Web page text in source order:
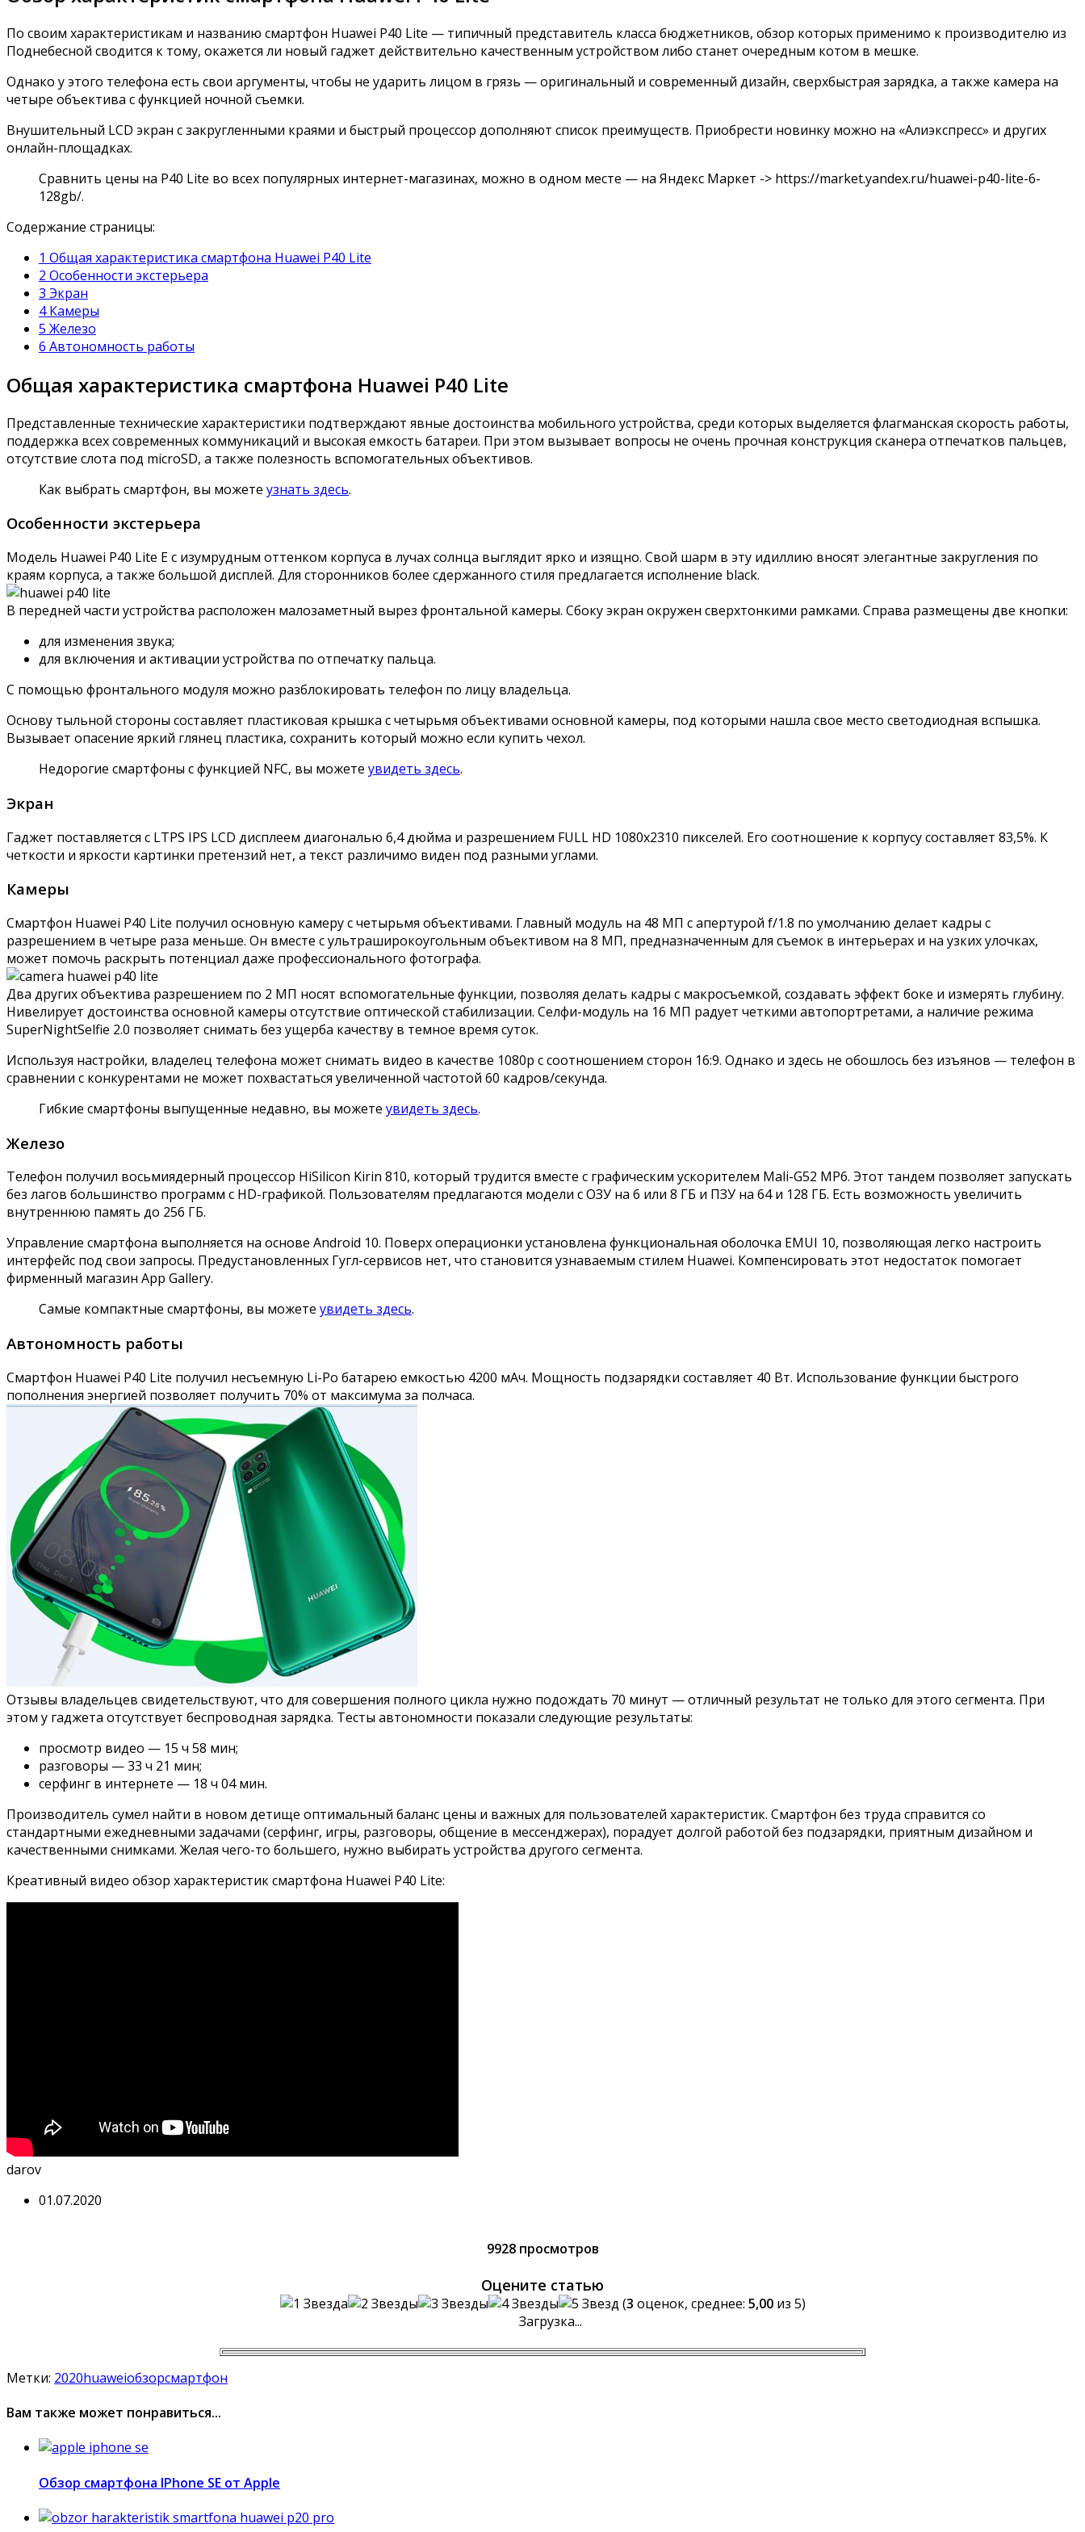
По своим характеристикам и названию смартфон Huawei P40 Lite — типичный представитель класса бюджетников, обзор которых применимо к производителю из
Поднебесной сводится к тому, окажется ли новый гаджет действительно качественным устройством либо станет очередным котом в мешке.
Однако у этого телефона есть свои аргументы, чтобы не ударить лицом в грязь — оригинальный и современный дизайн, сверхбыстрая зарядка, а также камера на
четыре объектива с функцией ночной съемки.
Внушительный LCD экран с закругленными краями и быстрый процессор дополняют список преимуществ. Приобрести новинку можно на «Алиэкспресс» и других
онлайн-площадках.
Сравнить цены на P40 Lite во всех популярных интернет-магазинах, можно в одном месте — на Яндекс Маркет -> https://market.yandex.ru/huawei-p40-lite-6-
128gb/.
Содержание страницы:
1 Общая характеристика смартфона Huawei P40 Lite
2 Особенности экстерьера
3 Экран
4 Камеры
5 Железо
6 Автономность работы
Общая характеристика смартфона Huawei P40 Lite
Представленные технические характеристики подтверждают явные достоинства мобильного устройства, среди которых выделяется флагманская скорость работы,
поддержка всех современных коммуникаций и высокая емкость батареи. При этом вызывает вопросы не очень прочная конструкция сканера отпечатков пальцев,
отсутствие слота под microSD, а также полезность вспомогательных объективов.
Как выбрать смартфон, вы можете узнать здесь.
Особенности экстерьера
Модель Huawei P40 Lite E с изумрудным оттенком корпуса в лучах солнца выглядит ярко и изящно. Свой шарм в эту идиллию вносят элегантные закругления по
краям корпуса, а также большой дисплей. Для сторонников более сдержанного стиля предлагается исполнение black.
В передней части устройства расположен малозаметный вырез фронтальной камеры. Сбоку экран окружен сверхтонкими рамками. Справа размещены две кнопки:
для изменения звука;
для включения и активации устройства по отпечатку пальца.
С помощью фронтального модуля можно разблокировать телефон по лицу владельца.
Основу тыльной стороны составляет пластиковая крышка с четырьмя объективами основной камеры, под которыми нашла свое место светодиодная вспышка.
Вызывает опасение яркий глянец пластика, сохранить который можно если купить чехол.
Недорогие смартфоны с функцией NFC, вы можете увидеть здесь.
Экран
Гаджет поставляется с LTPS IPS LCD дисплеем диагональю 6,4 дюйма и разрешением FULL HD 1080х2310 пикселей. Его соотношение к корпусу составляет 83,5%. К
четкости и яркости картинки претензий нет, а текст различимо виден под разными углами.
Камеры
Смартфон Huawei P40 Lite получил основную камеру с четырьмя объективами. Главный модуль на 48 МП с апертурой f/1.8 по умолчанию делает кадры с
разрешением в четыре раза меньше. Он вместе с ультраширокоугольным объективом на 8 МП, предназначенным для съемок в интерьерах и на узких улочках,
может помочь раскрыть потенциал даже профессионального фотографа.
Два других объектива разрешением по 2 МП носят вспомогательные функции, позволяя делать кадры с макросъемкой, создавать эффект боке и измерять глубину.
Нивелирует достоинства основной камеры отсутствие оптической стабилизации. Селфи-модуль на 16 МП радует четкими автопортретами, а наличие режима
SuperNightSelfie 2.0 позволяет снимать без ущерба качеству в темное время суток.
Используя настройки, владелец телефона может снимать видео в качестве 1080p с соотношением сторон 16:9. Однако и здесь не обошлось без изъянов — телефон в
сравнении с конкурентами не может похвастаться увеличенной частотой 60 кадров/секунда.
Гибкие смартфоны выпущенные недавно, вы можете увидеть здесь.
Железо
Телефон получил восьмиядерный процессор HiSilicon Kirin 810, который трудится вместе с графическим ускорителем Mali-G52 MP6. Этот тандем позволяет запускать
без лагов большинство программ с HD-графикой. Пользователям предлагаются модели с ОЗУ на 6 или 8 ГБ и ПЗУ на 64 и 128 ГБ. Есть возможность увеличить
внутреннюю память до 256 ГБ.
Управление смартфона выполняется на основе Android 10. Поверх операционки установлена функциональная оболочка EMUI 10, позволяющая легко настроить
интерфейс под свои запросы. Предустановленных Гугл-сервисов нет, что становится узнаваемым стилем Huawei. Компенсировать этот недостаток помогает
фирменный магазин App Gallery.
Самые компактные смартфоны, вы можете увидеть здесь.
Автономность работы
Смартфон Huawei P40 Lite получил несъемную Li-Po батарею емкостью 4200 мАч. Мощность подзарядки составляет 40 Вт. Использование функции быстрого
пополнения энергией позволяет получить 70% от максимума за полчаса.
Отзывы владельцев свидетельствуют, что для совершения полного цикла нужно подождать 70 минут — отличный результат не только для этого сегмента. При
этом у гаджета отсутствует беспроводная зарядка. Тесты автономности показали следующие результаты:
просмотр видео — 15 ч 58 мин;
разговоры — 33 ч 21 мин;
серфинг в интернете — 18 ч 04 мин.
Производитель сумел найти в новом детище оптимальный баланс цены и важных для пользователей характеристик. Смартфон без труда справится со
стандартными ежедневными задачами (серфинг, игры, разговоры, общение в мессенджерах), порадует долгой работой без подзарядки, приятным дизайном и
качественными снимками. Желая чего-то большего, нужно выбирать устройства другого сегмента.
Креативный видео обзор характеристик смартфона Huawei P40 Lite:
darov
01.07.2020
9928 просмотров
Оцените статью
(3 оценок, среднее: 5,00из 5)
Загрузка...
Метки: 2020huaweiобзорсмартфон
Вам также может понравиться...
Обзор смартфона IPhone SE от Apple